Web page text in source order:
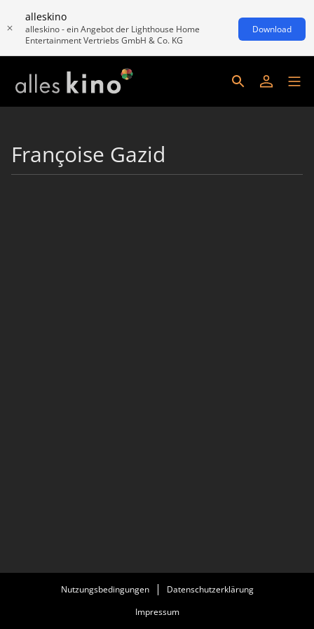
alleskino
alleskino - ein Angebot der Lighthouse Home
Entertainment Vertriebs GmbH & Co. KG
Download
Françoise Gazid
Nutzungsbedingungen
Datenschutzerklärung
Impressum